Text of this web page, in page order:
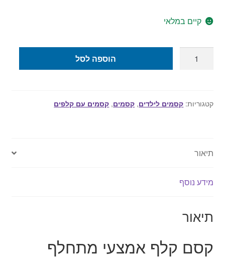
קיים במלאי
אמצעי
לנגד
הצופים
הוספה לסל
קטגוריות: קסמים לילדים, קסמים, קסמים עם קלפים
תיאור
מידע נוסף
תיאור
קסם קלף אמצעי מתחלף